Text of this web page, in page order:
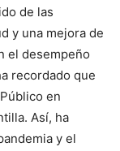
de las
y una mejora de
el desempeño
recordado que
en
Así, ha
y el